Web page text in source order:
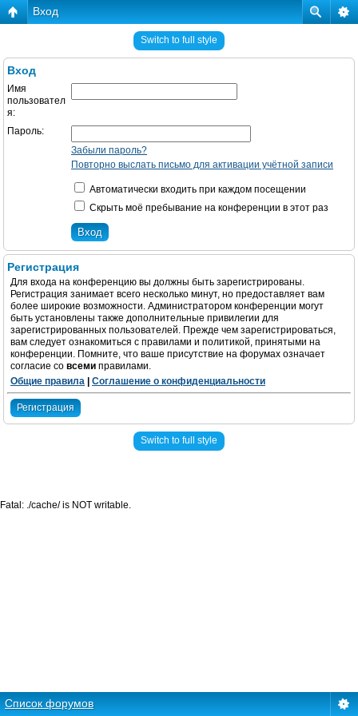
Вход
Switch to full style
Вход
Имя
пользовател
я:
Пароль:
Забыли пароль?
Повторно выслать письмо для активации учётной записи
Автоматически входить при каждом посещении
Скрыть моё пребывание на конференции в этот раз
Регистрация
Для входа на конференцию вы должны быть зарегистрированы.
Регистрация занимает всего несколько минут, но предоставляет вам
более широкие возможности. Администратором конференции могут
быть установлены также дополнительные привилегии для
зарегистрированных пользователей. Прежде чем зарегистрироваться,
вам следует ознакомиться с правилами и политикой, принятыми на
конференции. Помните, что ваше присутствие на форумах означает
согласие со всеми правилами.
Общие правила
Соглашение о конфиденциальности
Регистрация
Switch to full style
Список форумов
Fatal: ./cache/ is NOT writable.